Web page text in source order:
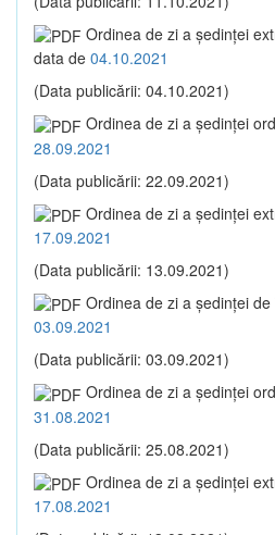
Ordinea de zi a şedinţei
data de 04.10.2021
(Data publicării: 04.10.2021)
Ordinea de zi a şedinţei
28.09.2021
(Data publicării: 22.09.2021)
Ordinea de zi a şedinţei
17.09.2021
(Data publicării: 13.09.2021)
Ordinea de zi a şedinţei
03.09.2021
(Data publicării: 03.09.2021)
Ordinea de zi a şedinţei
31.08.2021
(Data publicării: 25.08.2021)
Ordinea de zi a şedinţei
17.08.2021